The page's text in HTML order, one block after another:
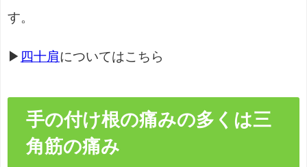
す。
▶ 四十肩についてはこちら
手の付け根の痛みの多くは三
角筋の痛み